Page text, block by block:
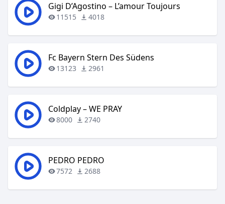
Gigi D’Agostino – L’amour Toujours
11515 4018
Fc Bayern Stern Des Südens
13123 2961
Coldplay – WE PRAY
8000 2740
PEDRO PEDRO
7572 2688